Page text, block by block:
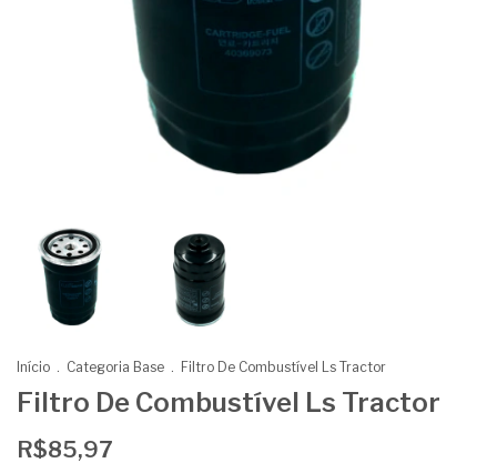
Início . Categoria Base . Filtro De Combustível Ls Tractor
Filtro De Combustível Ls Tractor
R$85,97